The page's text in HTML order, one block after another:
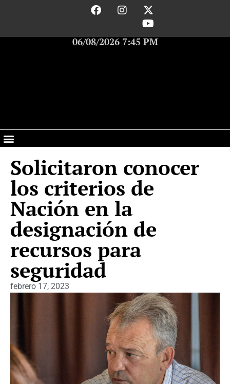
06/08/2026 7:45 PM
Solicitaron conocer
los criterios de
Nación en la
designación de
recursos para
seguridad
febrero 17, 2023